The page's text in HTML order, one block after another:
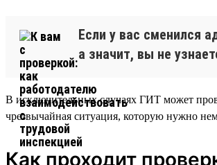
Если у вас сменился
а значит, вы не
В исключительных случаях ГИТ может
чрезвычайная ситуация, которую нужно
Как проходит